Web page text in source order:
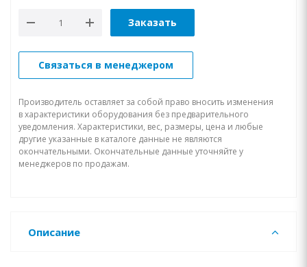
Заказать
Связаться в менеджером
Производитель оставляет за собой право вносить изменения
в характеристики оборудования без предварительного
уведомления. Характеристики, вес, размеры, цена и любые
другие указанные в каталоге данные не являются
окончательными. Окончательные данные уточняйте у
менеджеров по продажам.
Описание